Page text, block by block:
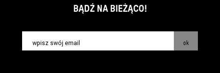
BĄDŹ NA BIEŻĄCO!
ok